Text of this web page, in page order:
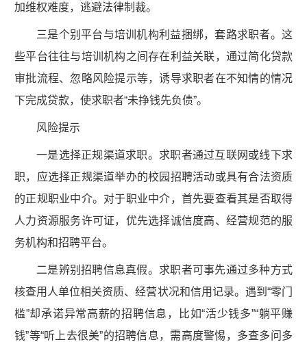
加维权难度，逃避法律制裁。
三是个别平台与培训机构利益捆绑，套路求职者。这
些平台往往与培训机构之间存在利益关联，通过简化贷款
审批流程、忽略风险提示等，诱导求职者在不知情的情况
下完成贷款，使求职者“未挣钱先负债”。
风险提示
一是选择正规渠道求职。求职者通过互联网或线下求
职，应选择正规渠道举办的校园招聘活动或具有合法资质
的正规职业中介。对于职业中介，首先要查看其是否取得
人力资源服务许可证，优先选择诚信度高、经营规范的服
务机构和招聘平台。
二是辨别招聘信息真假。求职者可事先通过多种方式
核查用人单位相关资质、经营状况和信用记录。遇到“零门
槛”却承诺异常高薪的招聘信息，比如“活少钱多”“躺平赚
钱”等“听上去很美”的招聘信息，需高度警惕，多查多问多